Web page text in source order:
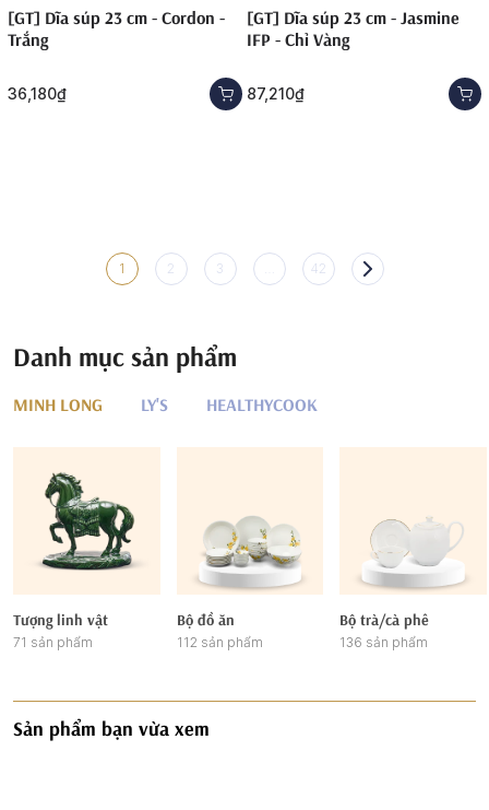
[GT] Dĩa súp 23 cm - Cordon -
Trắng
36,180₫
[GT] Dĩa súp 23 cm - Jasmine
IFP - Chỉ Vàng
87,210₫
1 2 3 42
Danh mục sản phẩm
MINH LONG LY'S HEALTHYCOOK
Tượng linh vật
71 sản phẩm
Bộ đồ ăn
112 sản phẩm
Bộ trà/cà phê
136 sản phẩm
Sản phẩm bạn vừa xem